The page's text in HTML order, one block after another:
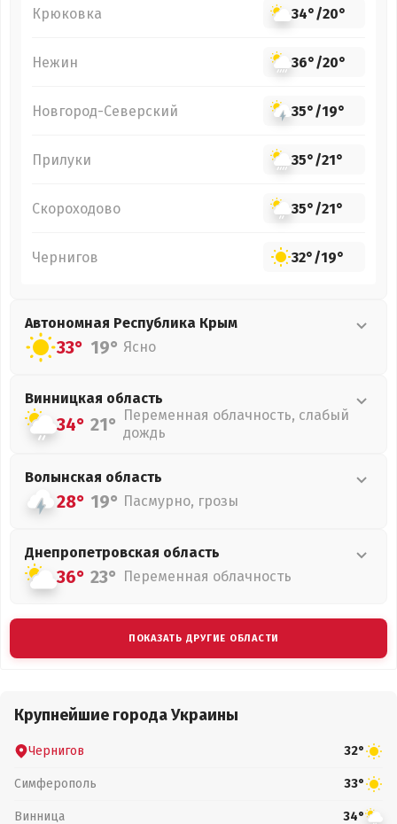
Крюковка 34°/20°
Нежин 36°/20°
Новгород-Северский 35°/19°
Прилуки 35°/21°
Скороходово 35°/21°
Чернигов 32°/19°
Автономная Республика Крым
33° 19° Ясно
Винницкая область
34° 21° Переменная облачность, слабый
дождь
Волынская область
28° 19° Пасмурно, грозы
Днепропетровская область
36° 23° Переменная облачность
ПОКАЗАТЬ ДРУГИЕ ОБЛАСТИ
Крупнейшие города Украины
Чернигов 32°
Симферополь 33°
Винница 34°